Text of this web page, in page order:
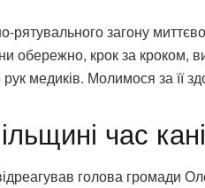
рятувального загону
обережно, крок за кроком,
медиків. Молимося за її
час
голова громади